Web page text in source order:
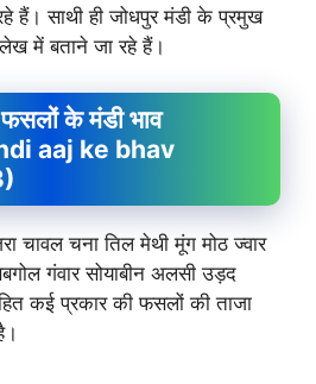
हैं। साथी ही जोधपुर मंडी के प्रमुख
में बताने जा रहे हैं।
के मंडी भाव
aaj ke bhav
चावल चना तिल मेथी मूंग मोठ ज्वार
गंवार सोयाबीन अलसी उड़द
कई प्रकार की फसलों की ताजा